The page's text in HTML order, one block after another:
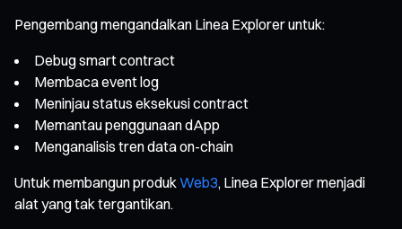
Pengembang mengandalkan Linea Explorer untuk:
Debug smart contract
Membaca event log
Meninjau status eksekusi contract
Memantau penggunaan dApp
Menganalisis tren data on-chain
Untuk membangun produkWeb3, Linea Explorer menjadi
alat yang tak tergantikan.